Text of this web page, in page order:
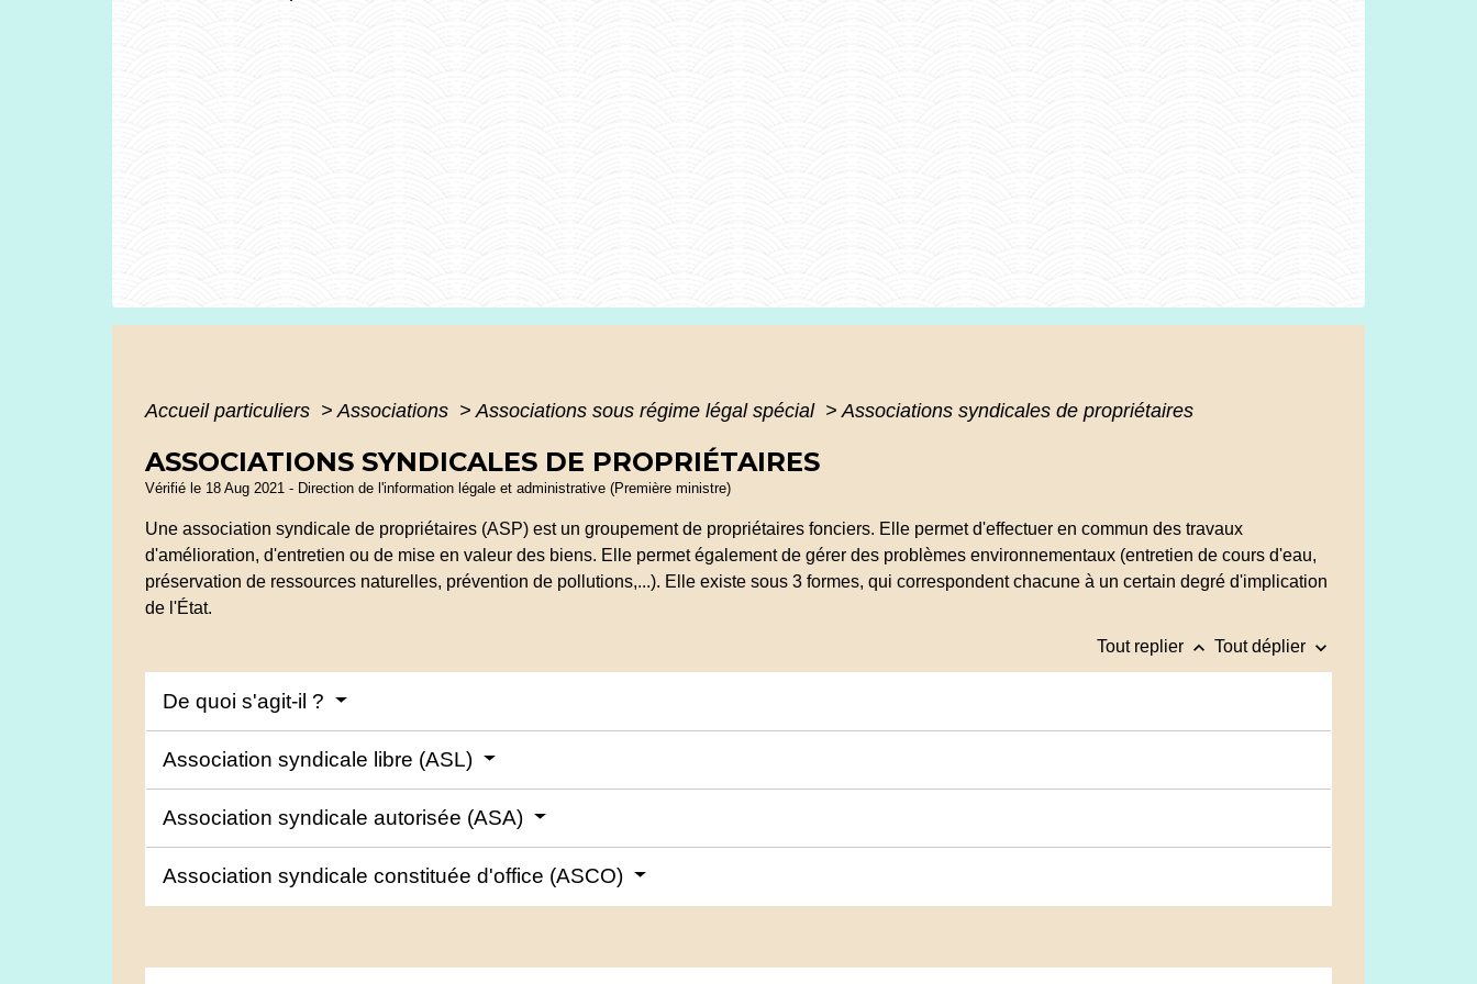
Accueil particuliers > Associations > Associations sous régime légal spécial > Associations syndicales de propriétaires
ASSOCIATIONS SYNDICALES DE PROPRIÉTAIRES
Vérifié le 18 Aug 2021 - Direction de l'information légale et administrative (Première ministre)
Une association syndicale de propriétaires (ASP) est un groupement de propriétaires fonciers. Elle permet d'effectuer en commun des travaux
d'amélioration, d'entretien ou de mise en valeur des biens. Elle permet également de gérer des problèmes environnementaux (entretien de cours d'eau,
préservation de ressources naturelles, prévention de pollutions,...). Elle existe sous 3 formes, qui correspondent chacune à un certain degré d'implication
de l'État.
Tout replier keyboard_arrow_up Tout déplier keyboard_arrow_down
De quoi s'agit-il ?
Association syndicale libre (ASL)
Association syndicale autorisée (ASA)
Association syndicale constituée d'office (ASCO)